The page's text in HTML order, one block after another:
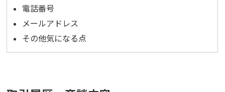
電話番号
メールアドレス
その他気になる点